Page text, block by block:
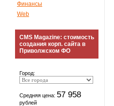
Финансы
Web
CMS Magazine: стоимость
создания корп. сайта в
Приволжском ФО
Город:
Средняя цена: 57 958
рублей